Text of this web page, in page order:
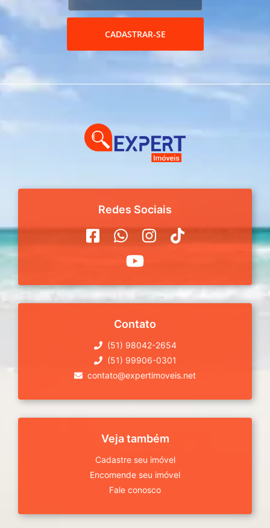
CADASTRAR-SE
Redes Sociais
Contato
(51) 98042-2654
(51) 99906-0301
contato@expertimoveis.net
Veja também
Cadastre seu imóvel
Encomende seu imóvel
Fale conosco